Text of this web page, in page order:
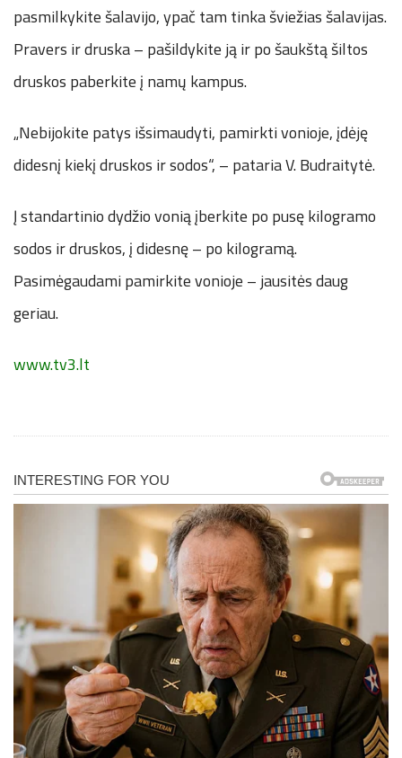
pasmilkykite šalavijo, ypač tam tinka šviežias šalavijas.
Pravers ir druska – pašildykite ją ir po šaukštą šiltos
druskos paberkite į namų kampus.
„Nebijokite patys išsimaudyti, pamirkti vonioje, įdėję
didesnį kiekį druskos ir sodos“, – pataria V. Budraitytė.
Į standartinio dydžio vonią įberkite po pusę kilogramo
sodos ir druskos, į didesnę – po kilogramą.
Pasimėgaudami pamirkite vonioje – jausitės daug
geriau.
www.tv3.lt